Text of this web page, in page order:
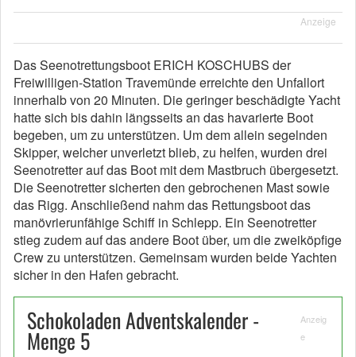
Anzeige
Das Seenotrettungsboot ERICH KOSCHUBS der
Freiwilligen-Station Travemünde erreichte den Unfallort
innerhalb von 20 Minuten. Die geringer beschädigte Yacht
hatte sich bis dahin längsseits an das havarierte Boot
begeben, um zu unterstützen. Um dem allein segelnden
Skipper, welcher unverletzt blieb, zu helfen, wurden drei
Seenotretter auf das Boot mit dem Mastbruch übergesetzt.
Die Seenotretter sicherten den gebrochenen Mast sowie
das Rigg. Anschließend nahm das Rettungsboot das
manövrierunfähige Schiff in Schlepp. Ein Seenotretter
stieg zudem auf das andere Boot über, um die zweiköpfige
Crew zu unterstützen. Gemeinsam wurden beide Yachten
sicher in den Hafen gebracht.
Schokoladen Adventskalender -
Menge 5
Anzeig
e